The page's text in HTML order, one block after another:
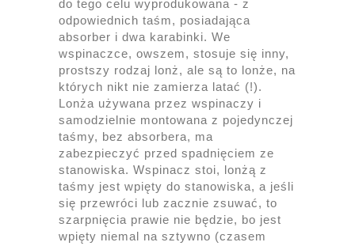
do tego celu wyprodukowana - z
odpowiednich taśm, posiadająca
absorber i dwa karabinki. We
wspinaczce, owszem, stosuje się inny,
prostszy rodzaj lonż, ale są to lonże, na
których nikt nie zamierza latać (!).
Lonża używana przez wspinaczy i
samodzielnie montowana z pojedynczej
taśmy, bez absorbera, ma
zabezpieczyć przed spadnięciem ze
stanowiska. Wspinacz stoi, lonżą z
taśmy jest wpięty do stanowiska, a jeśli
się przewróci lub zacznie zsuwać, to
szarpnięcia prawie nie będzie, bo jest
wpięty niemal na sztywno (czasem